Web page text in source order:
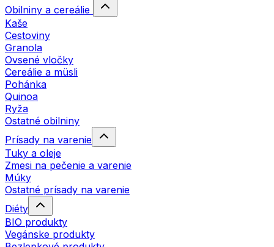
Obilniny a cereálie
Kaše
Cestoviny
Granola
Ovsené vločky
Cereálie a müsli
Pohánka
Quinoa
Ryža
Ostatné obilniny
Prísady na varenie
Tuky a oleje
Zmesi na pečenie a varenie
Múky
Ostatné prísady na varenie
Diéty
BIO produkty
Vegánske produkty